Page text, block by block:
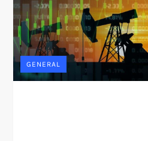
GENERAL